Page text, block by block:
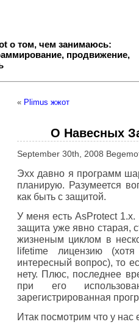
о том, чем занимаюсь:
продвижение,
« Plimus жжот
О Навесных
September 30th, 2008
Эхх давно я программ
планирую. Разумеется
как быть с защитой.
У меня есть AsProtect
защита уже явно старая,
жизненым циклом в
lifetime лицензию
интересный вопрос), то
нету. Плюс, последнее
при его
зарегистрированная
Итак посмотрим что у нас